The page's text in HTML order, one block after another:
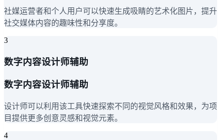
社媒运营者和个人用户可以快速生成吸睛的艺术化图片，提升
社交媒体内容的趣味性和分享度。
3
数字内容设计师辅助
数字内容设计师辅助
设计师可以利用该工具快速探索不同的视觉风格和效果，为项
目提供更多创意灵感和视觉元素。
4